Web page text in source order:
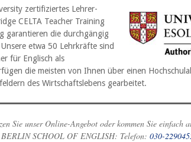
zertifiziertes Lehrer-
CELTA Teacher Training
garantieren die durchgängig
etwa 50 Lehrkräfte sind
für Englisch als
die meisten von Ihnen über einen
des Wirtschaftslebens gearbeitet.
Sie unser Online-Angebot oder kommen Sie
SCHOOL OF ENGLISH: Telefon: 030-